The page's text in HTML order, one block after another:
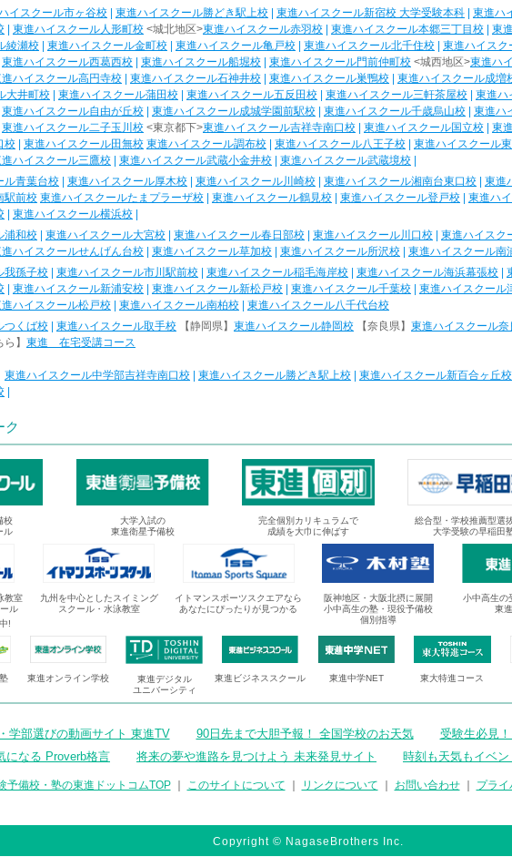
イスクール市ヶ谷校 東進ハイスクール勝どき駅上校 東進ハイスクール新宿校 大学受験本科 東進ハ
東進ハイスクール人形町校 <城北地区>東進ハイスクール赤羽校 東進ハイスクール本郷三丁目校
東
綾瀬校 東進ハイスクール金町校 東進ハイスクール亀戸校 東進ハイスクール北千住校 東進ハイスク
東進ハイスクール西葛西校 東進ハイスクール船堀校 東進ハイスクール門前仲町校 <城西地区>東進ハ
ハイスクール高円寺校 東進ハイスクール石神井校 東進ハイスクール巣鴨校 東進ハイスクール成増
大井町校 東進ハイスクール蒲田校 東進ハイスクール五反田校 東進ハイスクール三軒茶屋校 東進ハ
東進ハイスクール自由が丘校 東進ハイスクール成城学園前駅校 東進ハイスクール千歳烏山校
東進ハ
東進ハイスクール二子玉川校 <東京都下>東進ハイスクール吉祥寺南口校 東進ハイスクール国立校 東
校
東進ハイスクール田無校 東進ハイスクール調布校 東進ハイスクール八王子校 東進ハイスクール
ハイスクール三鷹校 東進ハイスクール武蔵小金井校 東進ハイスクール武蔵境校
ル青葉台校 東進ハイスクール厚木校 東進ハイスクール川崎校 東進ハイスクール湘南台東口校 東進
駅前校 東進ハイスクールたまプラーザ校 東進ハイスクール鶴見校 東進ハイスクール登戸校 東進ハ
東進ハイスクール横浜校
浦和校 東進ハイスクール大宮校 東進ハイスクール春日部校 東進ハイスクール川口校 東進ハイスク
ハイスクールせんげん台校 東進ハイスクール草加校 東進ハイスクール所沢校 東進ハイスクール南
我孫子校 東進ハイスクール市川駅前校 東進ハイスクール稲毛海岸校 東進ハイスクール海浜幕張校
東進ハイスクール新浦安校 東進ハイスクール新松戸校 東進ハイスクール千葉校 東進ハイスクール
ハイスクール松戸校 東進ハイスクール南柏校
東進ハイスクール八千代台校
つくば校 東進ハイスクール取手校 【静岡県】 東進ハイスクール静岡校 【奈良県】 東進ハイスクール奈
】 東進 在宅受講コース
東進ハイスクール中学部吉祥寺南口校 東進ハイスクール勝どき駅上校 東進ハイスクール新百合ヶ丘校
ク
校
ル
大学入試の
東進衛星予備校
完全個別カリキュラムで
成績を大巾に伸ばす
総合型・学校推薦型選
大学受験の早稲田
教室
ル
!
九州を中心としたスイミング
スクール・水泳教室
イトマンスポーツスクエアなら
あなたにぴったりが見つかる
阪神地区・大阪北摂に展開
小中高生の塾・現役予備校
個別指導
小中高生の
東
東進オンライン学校
東進デジタル
ユニバーシティ
東進ビジネススクール 東進中学NET 東大特進コース
学部選びの動画サイト 東進TV 90日先まで大胆予報！ 全国学校のお天気
受験生必見
になる Proverb格言
将来の夢や進路を見つけよう 未来発見サイト 時刻も天気もイベ
予備校・塾の東進ドットコムTOP｜ このサイトについて リンクについて お問い合わせ｜ プラ
Copyright © NagaseBrothers Inc.